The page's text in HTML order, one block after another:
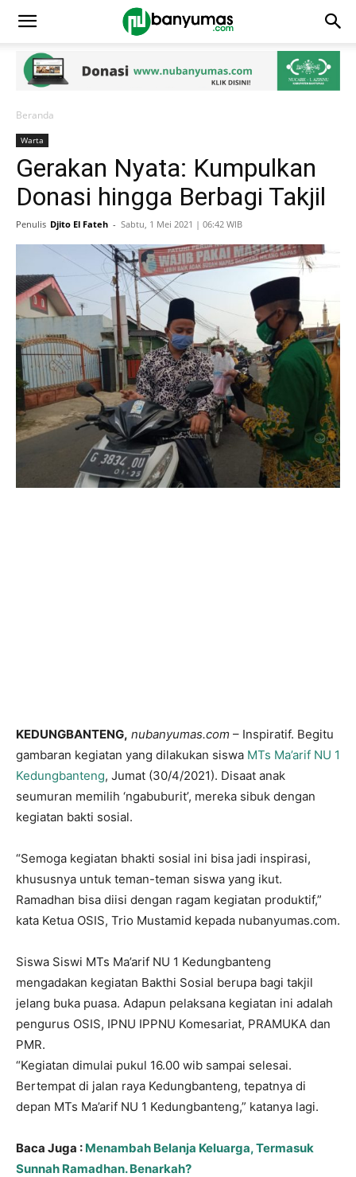
Beranda
Warta
Gerakan Nyata: Kumpulkan
Donasi hingga Berbagi Takjil
Penulis Djito El Fateh - Sabtu, 1 Mei 2021 | 06:42 WIB
KEDUNGBANTENG, nubanyumas.com – Inspiratif. Begitu
gambaran kegiatan yang dilakukan siswa MTs Ma’arif NU 1
Kedungbanteng, Jumat (30/4/2021). Disaat anak
seumuran memilih ‘ngabuburit’, mereka sibuk dengan
kegiatan bakti sosial.
“Semoga kegiatan bhakti sosial ini bisa jadi inspirasi,
khususnya untuk teman-teman siswa yang ikut.
Ramadhan bisa diisi dengan ragam kegiatan produktif,”
kata Ketua OSIS, Trio Mustamid kepada nubanyumas.com.
Siswa Siswi MTs Ma’arif NU 1 Kedungbanteng
mengadakan kegiatan Bakthi Sosial berupa bagi takjil
jelang buka puasa. Adapun pelaksana kegiatan ini adalah
pengurus OSIS, IPNU IPPNU Komesariat, PRAMUKA dan
PMR.
“Kegiatan dimulai pukul 16.00 wib sampai selesai.
Bertempat di jalan raya Kedungbanteng, tepatnya di
depan MTs Ma’arif NU 1 Kedungbanteng,” katanya lagi.
Baca Juga : Menambah Belanja Keluarga, Termasuk
Sunnah Ramadhan. Benarkah?